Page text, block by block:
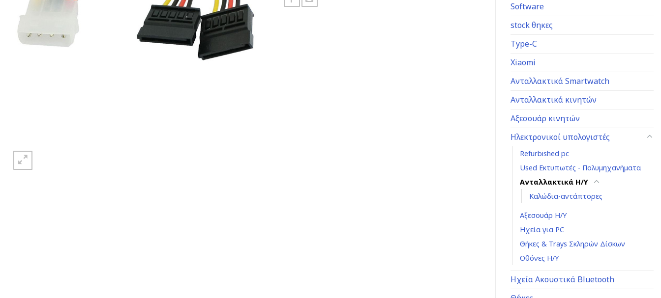
Software
stock θηκες
Type-C
Xiaomi
Ανταλλακτικά Smartwatch
Ανταλλακτικά κινητών
Αξεσουάρ κινητών
Ηλεκτρονικοί υπολογιστές
Refurbished pc
Used Εκτυπωτές - Πολυμηχανήματα
Ανταλλακτικά H/Y
Καλώδια-αντάπτορες
Αξεσουάρ Η/Υ
Ηχεία για PC
Θήκες & Trays Σκληρών Δίσκων
Οθόνες Η/Υ
Ηχεία Ακουστικά Bluetooth